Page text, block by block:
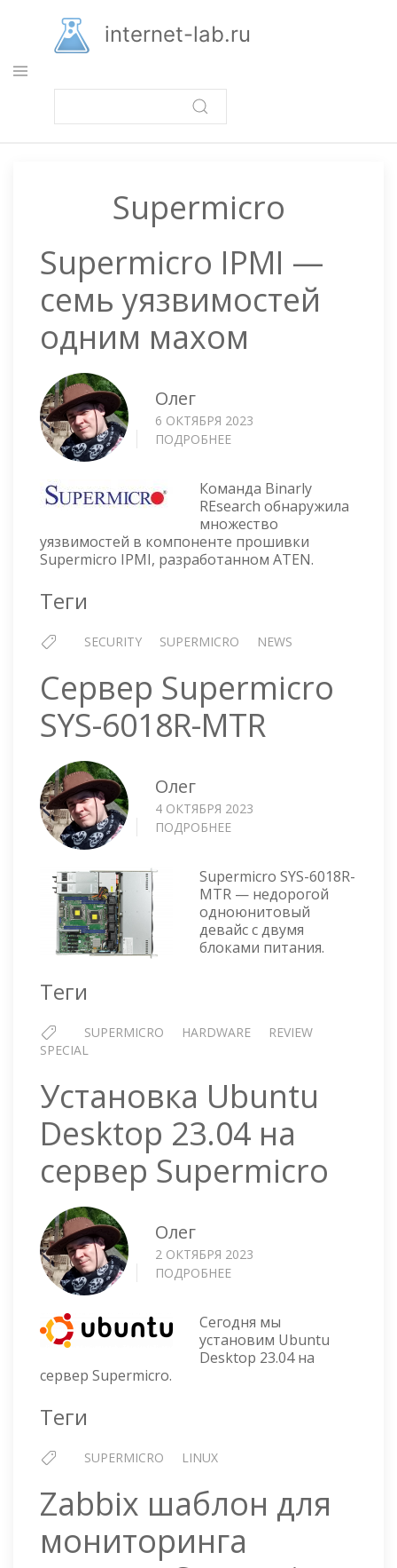
основному
содержанию
internet-lab.ru
Supermicro
Supermicro IPMI —
семь уязвимостей
одним махом
Олег
6 ОКТЯБРЯ 2023
ПОДРОБНЕЕ
—
СЕМЬ
УЯЗВИМОСТЕЙ
ОДНИМ
МАХОМ
Команда Binarly
REsearch обнаружила
множество
уязвимостей в компоненте прошивки
Supermicro IPMI, разработанном ATEN.
Теги
SECURITY SUPERMICRO NEWS
Сервер Supermicro
SYS-6018R-MTR
Олег
4 ОКТЯБРЯ 2023
ПОДРОБНЕЕ
SYS-
6018R-
MTR
Supermicro SYS-6018R-
MTR — недорогой
одноюнитовый
девайс с двумя
блоками питания.
Теги
SUPERMICRO HARDWARE
REVIEW
SPECIAL
Установка Ubuntu
Desktop 23.04 на
сервер Supermicro
Олег
2 ОКТЯБРЯ 2023
ПОДРОБНЕЕ
DESKTOP
23.04
НА
Сегодня мы
установим Ubuntu
Desktop 23.04 на
сервер Supermicro.
Теги
SUPERMICRO LINUX
Zabbix шаблон для
мониторинга